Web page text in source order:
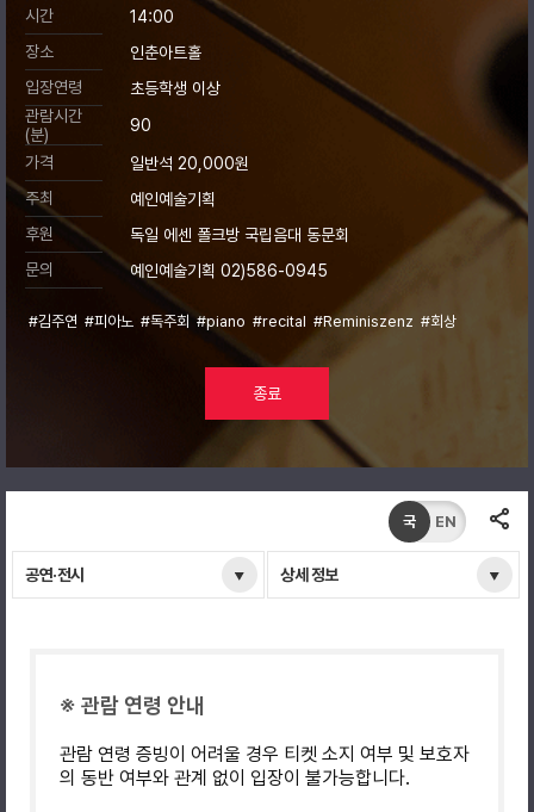
시간
14:00
장소
인춘아트홀
입장연령
초등학생 이상
관람시간
(분)
90
가격
일반석 20,000원
주최
예인예술기획
후원
독일 에센 폴크방 국립음대 동문회
문의
예인예술기획 02)586-0945
#김주연 #피아노 #독주회 #piano #recital #Reminiszenz #회상
종료
공연·전시 상세 정보
국 EN
※ 관람 연령 안내
관람 연령 증빙이 어려울 경우 티켓 소지 여부 및 보호자
의 동반 여부와 관계 없이 입장이 불가능합니다.